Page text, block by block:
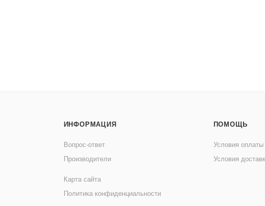
ИНФОРМАЦИЯ
Вопрос-ответ
Производители
Карта сайта
Политика конфиденциальности
ПОМОЩЬ
Условия оплаты
Условия